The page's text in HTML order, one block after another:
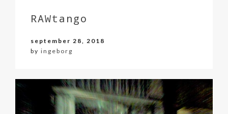
RAWtango
september 28, 2018
by ingeborg